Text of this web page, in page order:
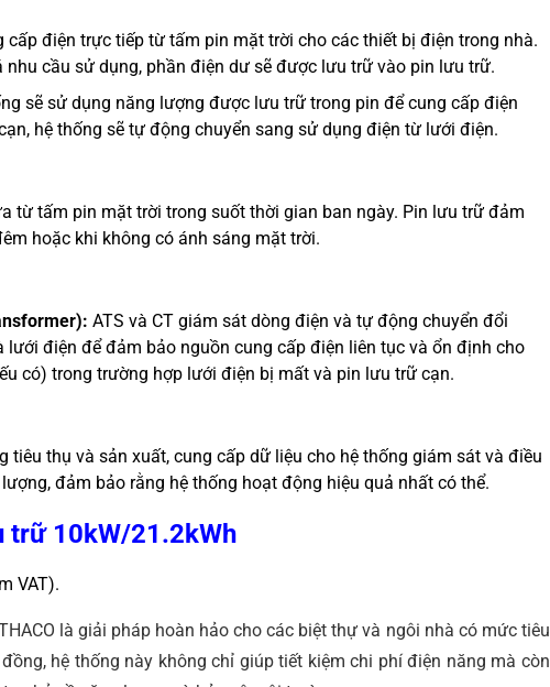
cấp điện trực tiếp từ tấm pin mặt trời cho các thiết bị điện trong nhà.
cầu sử dụng, phần điện dư sẽ được lưu trữ vào pin lưu trữ.
sẽ sử dụng năng lượng được lưu trữ trong pin để cung cấp điện
hệ thống sẽ tự động chuyển sang sử dụng điện từ lưới điện.
từ tấm pin mặt trời trong suốt thời gian ban ngày. Pin lưu trữ đảm
hoặc khi không có ánh sáng mặt trời.
ATS và CT giám sát dòng điện và tự động chuyển đổi
điện để đảm bảo nguồn cung cấp điện liên tục và ổn định cho
có) trong trường hợp lưới điện bị mất và pin lưu trữ cạn.
tiêu thụ và sản xuất, cung cấp dữ liệu cho hệ thống giám sát và điều
đảm bảo rằng hệ thống hoạt động hiệu quả nhất có thể.
trữ 10kW/21.2kWh
VAT).
là giải pháp hoàn hảo cho các biệt thự và ngôi nhà có mức tiêu
hệ thống này không chỉ giúp tiết kiệm chi phí điện năng mà còn